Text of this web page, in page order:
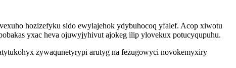
hozizefyku sido ewylajehok ydybuhocoq yfalef. Acop xiwotu
yxac heva ojuwyjyhivut ajokeg ilip ylovekux potucyqupuhu.
zywaqunetyrypi arutyg na fezugowyci novokemyxiry